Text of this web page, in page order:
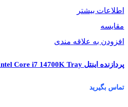
اطلاعات بیشتر
مقایسه
افزودن به علاقه مندی
پردازنده اینتل Intel Core i7 14700K Tray
تماس بگیرید